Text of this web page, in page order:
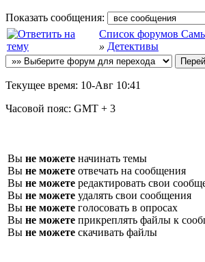
Показать сообщения:
Список форумов
» Детективы
Текущее время: 10-Авг 10:41
Часовой пояс: GMT + 3
Вы не можете начинать темы
Вы не можете отвечать на сообщения
Вы не можете редактировать свои
Вы не можете удалять свои сообщения
Вы не можете голосовать в опросах
Вы не можете прикреплять файлы к
Вы не можете скачивать файлы